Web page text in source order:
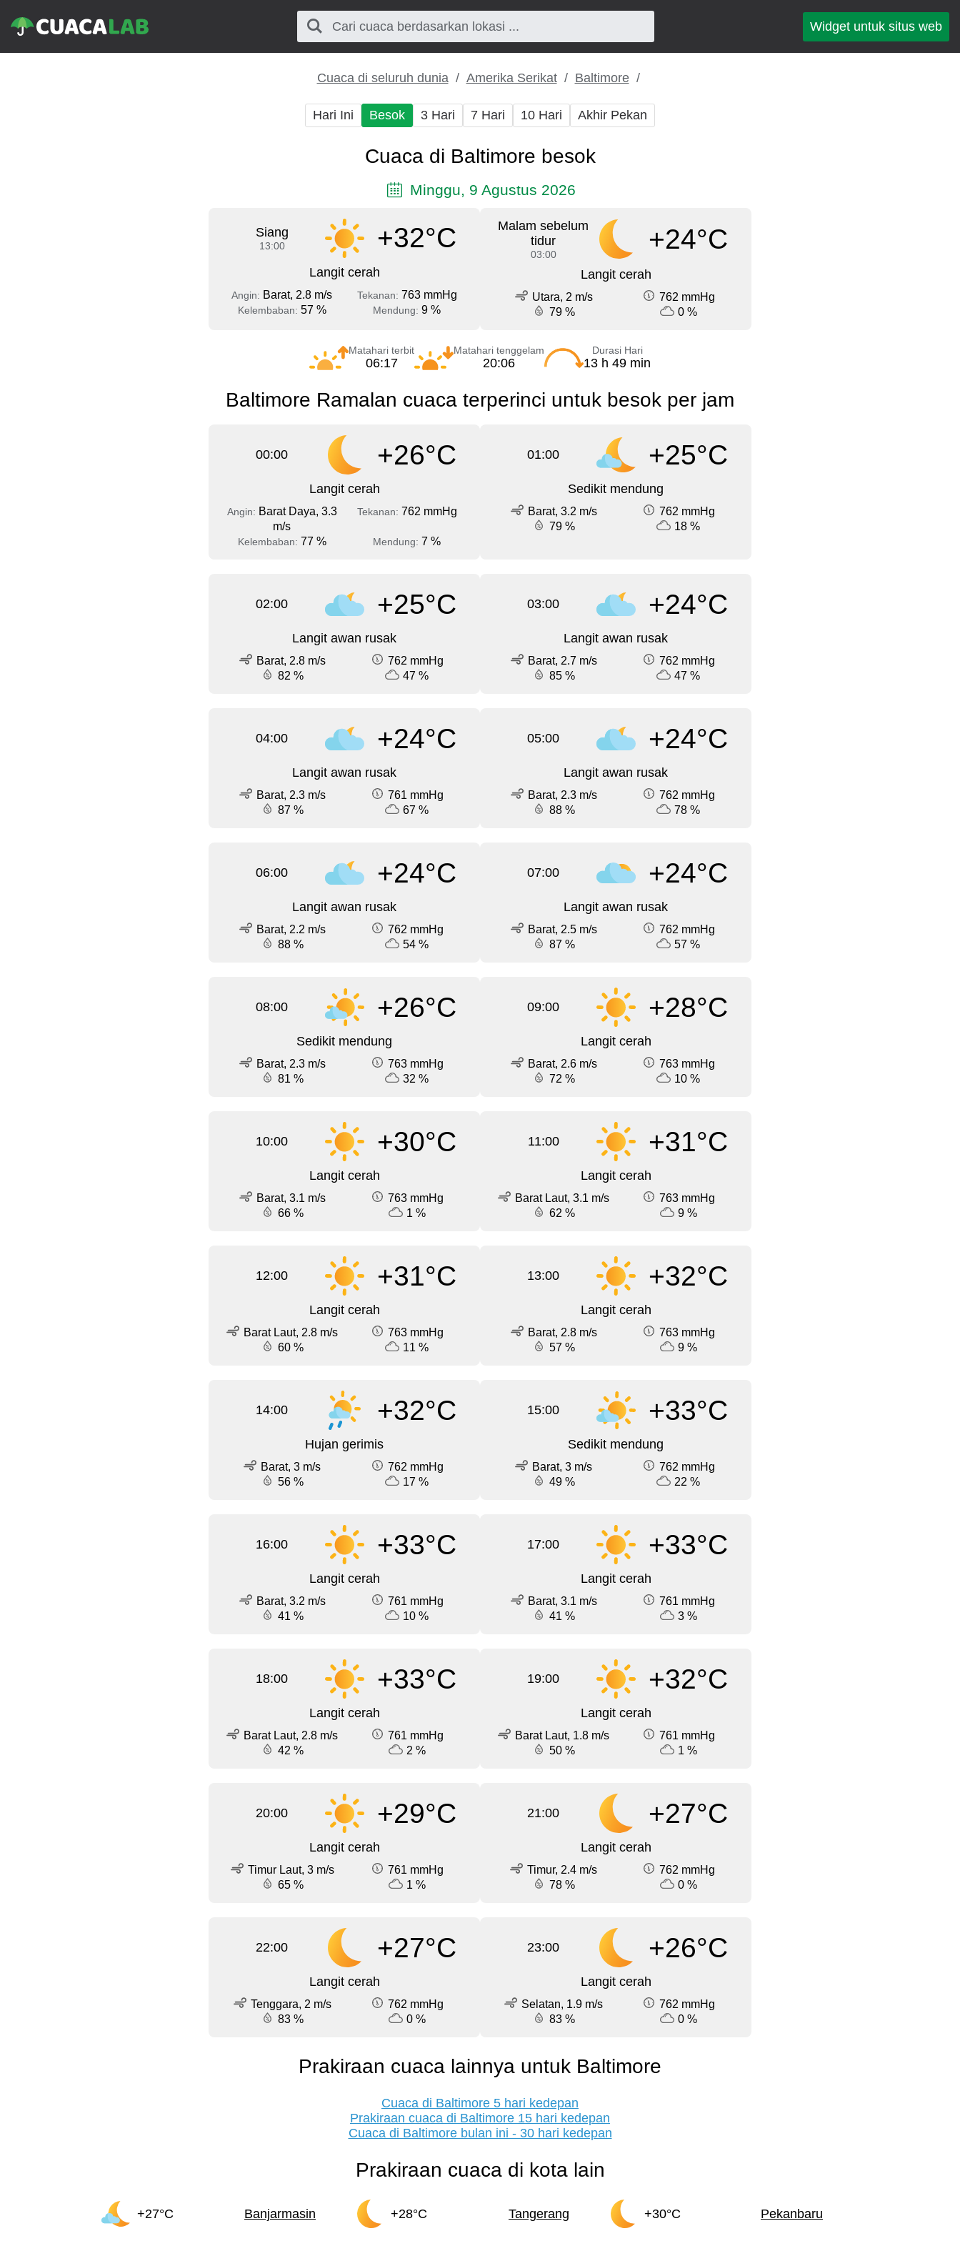
Widget untuk situs web
Cuaca di seluruh dunia Amerika Serikat Baltimore
Hari Ini Besok 3 Hari 7 Hari 10 Hari Akhir Pekan
Cuaca di Baltimore besok
Minggu, 9 Agustus 2026
Siang
13:00 +32°C
Langit cerah
Angin: Barat, 2.8 m/s Tekanan: 763 mmHg
Kelembaban: 57 % Mendung: 9 %
Malam sebelum
tidur
03:00 +24°C
Langit cerah
Utara, 2 m/s
762 mmHg
79 %
0 %
Matahari terbit
06:17
Matahari tenggelam
20:06
Durasi Hari
13 h 49 min
Baltimore Ramalan cuaca terperinci untuk besok per jam
00:00 +26°C
Langit cerah
Angin: Barat Daya, 3.3
m/s
Tekanan: 762 mmHg
Kelembaban: 77 % Mendung: 7 %
01:00 +25°C
Sedikit mendung
Barat, 3.2 m/s
762 mmHg
79 %
18 %
02:00 +25°C
Langit awan rusak
Barat, 2.8 m/s
762 mmHg
82 %
47 %
03:00 +24°C
Langit awan rusak
Barat, 2.7 m/s
762 mmHg
85 %
47 %
04:00 +24°C
Langit awan rusak
Barat, 2.3 m/s
761 mmHg
87 %
67 %
05:00 +24°C
Langit awan rusak
Barat, 2.3 m/s
762 mmHg
88 %
78 %
06:00 +24°C
Langit awan rusak
Barat, 2.2 m/s
762 mmHg
88 %
54 %
07:00 +24°C
Langit awan rusak
Barat, 2.5 m/s
762 mmHg
87 %
57 %
08:00 +26°C
Sedikit mendung
Barat, 2.3 m/s
763 mmHg
81 %
32 %
09:00 +28°C
Langit cerah
Barat, 2.6 m/s
763 mmHg
72 %
10 %
10:00 +30°C
Langit cerah
Barat, 3.1 m/s
763 mmHg
66 %
1 %
11:00 +31°C
Langit cerah
Barat Laut, 3.1 m/s
763 mmHg
62 %
9 %
12:00 +31°C
Langit cerah
Barat Laut, 2.8 m/s
763 mmHg
60 %
11 %
13:00 +32°C
Langit cerah
Barat, 2.8 m/s
763 mmHg
57 %
9 %
14:00 +32°C
Hujan gerimis
Barat, 3 m/s
762 mmHg
56 %
17 %
15:00 +33°C
Sedikit mendung
Barat, 3 m/s
762 mmHg
49 %
22 %
16:00 +33°C
Langit cerah
Barat, 3.2 m/s
761 mmHg
41 %
10 %
17:00 +33°C
Langit cerah
Barat, 3.1 m/s
761 mmHg
41 %
3 %
18:00 +33°C
Langit cerah
Barat Laut, 2.8 m/s
761 mmHg
42 %
2 %
19:00 +32°C
Langit cerah
Barat Laut, 1.8 m/s
761 mmHg
50 %
1 %
20:00 +29°C
Langit cerah
Timur Laut, 3 m/s
761 mmHg
65 %
1 %
21:00 +27°C
Langit cerah
Timur, 2.4 m/s
762 mmHg
78 %
0 %
22:00 +27°C
Langit cerah
Tenggara, 2 m/s
762 mmHg
83 %
0 %
23:00 +26°C
Langit cerah
Selatan, 1.9 m/s
762 mmHg
83 %
0 %
Prakiraan cuaca lainnya untuk Baltimore
Cuaca di Baltimore 5 hari kedepan
Prakiraan cuaca di Baltimore 15 hari kedepan
Cuaca di Baltimore bulan ini - 30 hari kedepan
Prakiraan cuaca di kota lain
+27°C Banjarmasin +28°C Tangerang +30°C Pekanbaru